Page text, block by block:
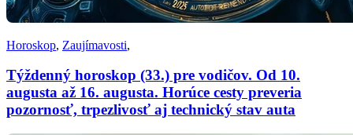
Horoskop, Zaujímavosti,
Týždenný horoskop (33.) pre vodičov. Od 10.
augusta až 16. augusta. Horúce cesty preveria
pozornosť, trpezlivosť aj technický stav auta